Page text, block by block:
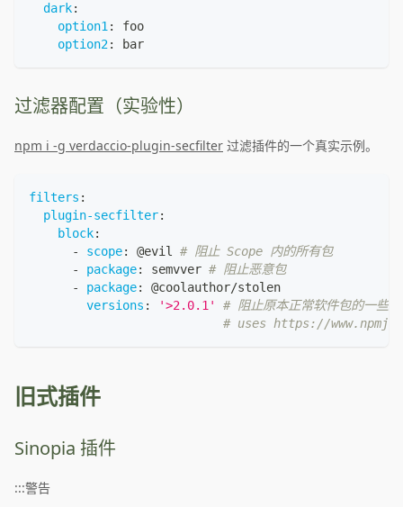
dark:
option1 :
foo
option2: bar
过滤器配置（实验性）
npm i -g verdaccio-plugin-secfilter 过滤插件的一个真实示例。
filters :
plugin-secfilter:
block:
-
scope: @evil # 阻止 Scope 内的所有包
-
package: semvver # 阻止恶意包
-
package:
@coolauthor/stolen
versions : '>2.0.1'
# 阻止原本正常软件包的一些
# uses https://
旧式插件
Sinopia 插件
:::警告